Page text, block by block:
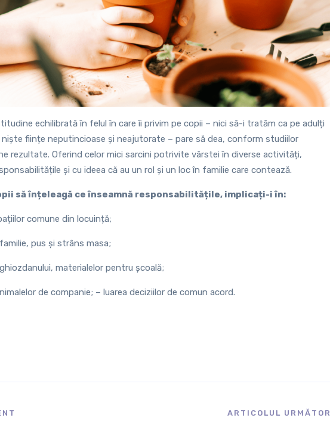
echilibrată în felul în care îi privim pe copii – nici să-i tratăm ca pe adulți
niște ființe neputincioase și neajutorate – pare să dea, conform studiilor
rezultate. Oferind celor mici sarcini potrivite vârstei în diverse activități,
și cu ideea că au un rol și un loc în familie care contează.
să înțeleagă ce înseamnă responsabilitățile, implicați-i în:
comune din locuință;
pus și strâns masa;
materialelor pentru școală;
de companie; – luarea deciziilor de comun acord.
ARTICOLUL URMĂTOR